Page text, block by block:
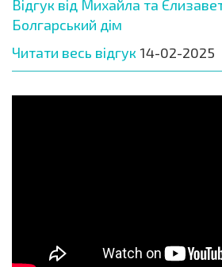
Відгук від Михайла та
Болгарський дім
Читати весь відгук 14-02-2025